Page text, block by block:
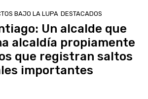
BAJO LA LUPA DESTACADOS
Un alcalde que
alcaldía propiamente
que registran saltos
importantes